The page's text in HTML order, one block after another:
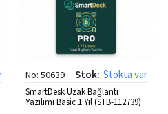
No: 50639 Stok: Stokta var
SmartDesk Uzak Bağlantı
Yazılımı Basic 1 Yıl (STB-112739)